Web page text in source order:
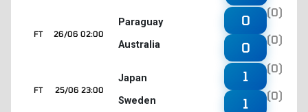
26/06 02:00
FT
Paraguay
Australia
0
(0)
0
(0)
25/06 23:00
FT
Japan
Sweden
1
(0)
1
(0)